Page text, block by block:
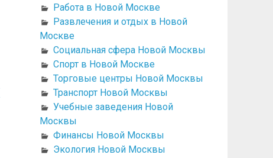
Работа в Новой Москве
Развлечения и отдых в Новой
Москве
Социальная сфера Новой Москвы
Спорт в Новой Москве
Торговые центры Новой Москвы
Транспорт Новой Москвы
Учебные заведения Новой
Москвы
Финансы Новой Москвы
Экология Новой Москвы